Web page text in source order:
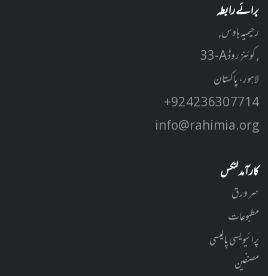
برائے رابطہ
رحیمیہ ہاوس,
33-A کوئنز روڈ ,
لاہور، پاکستان
+92 42 3630 7714
info@rahimia.org
کارآمد لنکس
سر ورق
مطبوعات
پرائیویسی پالیسی
مصنفین